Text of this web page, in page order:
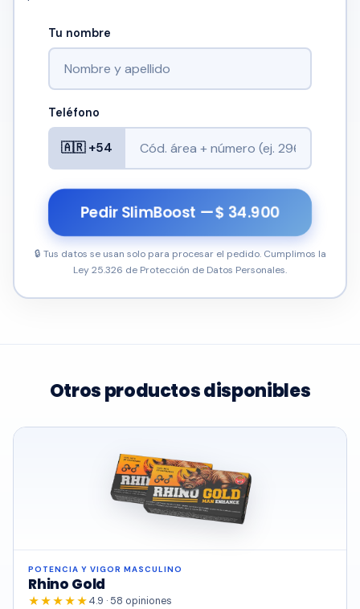
Tu nombre
Teléfono
🇦🇷 +54
Pedir SlimBoost — $ 34.900
🔒 Tus datos se usan solo para procesar el pedido. Cumplimos la
Ley 25.326 de Protección de Datos Personales.
Otros productos disponibles
POTENCIA Y VIGOR MASCULINO
Rhino Gold
★★★★★4.9 · 58 opiniones